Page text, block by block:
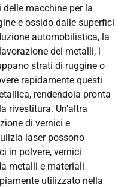
macchine per la
e ossido dalle superfici
automobilistica, la
dei metalli, i
strati di ruggine o
rapidamente questi
rendendola pronta
rivestitura. Un'altra
di vernici e
laser possono
in polvere, vernici
metalli e materiali
utilizzato nella